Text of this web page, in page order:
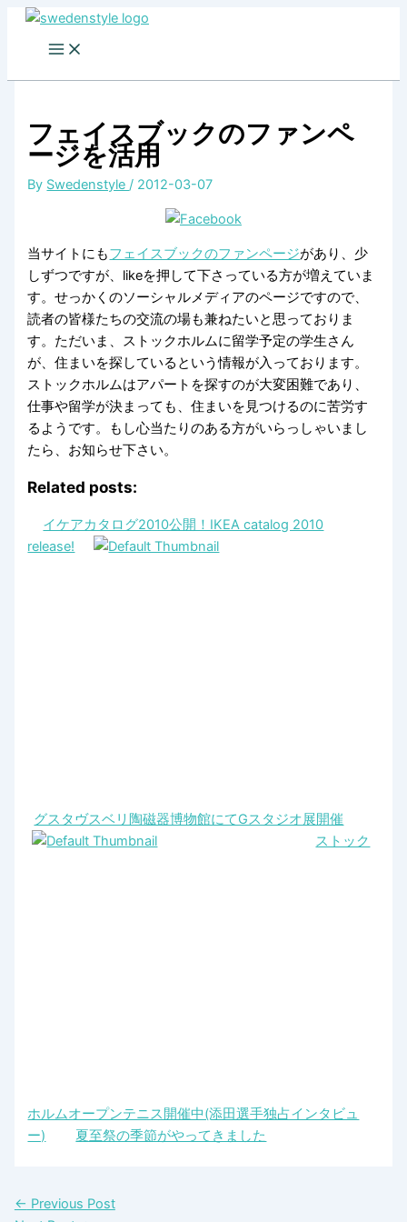
Skip
フェイスブックのファンペ
ージを活用
By Swedenstyle / 2012-03-07
当サイトにもフェイスブックのファンページがあり、少
しずつですが、likeを押して下さっている方が増えていま
す。せっかくのソーシャルメディアのページですので、
読者の皆様たちの交流の場も兼ねたいと思っておりま
す。ただいま、ストックホルムに留学予定の学生さん
が、住まいを探しているという情報が入っております。
ストックホルムはアパートを探すのが大変困難であり、
仕事や留学が決まっても、住まいを見つけるのに苦労す
るようです。もし心当たりのある方がいらっしゃいまし
たら、お知らせ下さい。
Related posts:
イケアカタログ2010公開！IKEA catalog 2010
release!
グスタヴスベリ陶磁器博物館にてGスタジオ展開催
ストック
ホルムオープンテニス開催中(添田選手独占インタビュ
ー)
夏至祭の季節がやってきました
← Previous Post